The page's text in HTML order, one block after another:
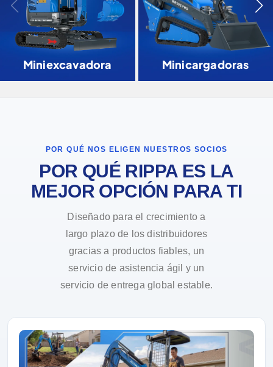
Miniexcavadora Minicargadoras
POR QUÉ NOS ELIGEN NUESTROS SOCIOS
POR QUÉ RIPPA ES LA
MEJOR OPCIÓN PARA TI
Diseñado para el crecimiento a
largo plazo de los distribuidores
gracias a productos fiables, un
servicio de asistencia ágil y un
servicio de entrega global estable.